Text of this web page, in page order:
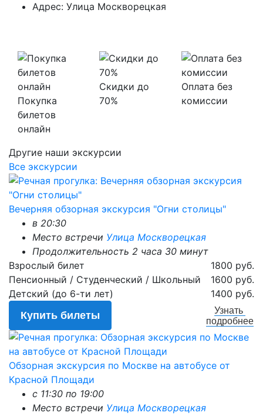
Адрес: Улица Москворецкая
Покупка
билетов
онлайн
Скидки до
70%
Оплата без
комиссии
Другие наши экскурсии
Все экскурсии
Вечерняя обзорная экскурсия "Огни столицы"
в 20:30
Место встречи Улица Москворецкая
Продолжительность 2 часа 30 минут
Взрослый билет
1800 руб.
Пенсионный / Студенческий / Школьный
1600 руб.
Детский (до 6-ти лет)
1400 руб.
Купить билеты
Узнать
подробнее
Обзорная экскурсия по Москве на автобусе от
Красной Площади
с 11:30 по 19:00
Место встречи Улица Москворецкая